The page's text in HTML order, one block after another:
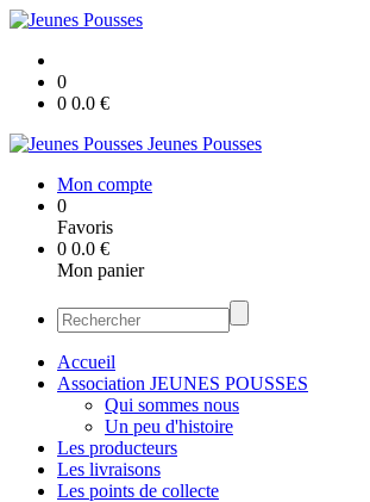
0
0 0.0 €
Jeunes Pousses
Mon compte
0
Favoris
0 0.0 €
Mon panier
Accueil
Association JEUNES POUSSES
Qui sommes nous
Un peu d'histoire
Les producteurs
Les livraisons
Les points de collecte